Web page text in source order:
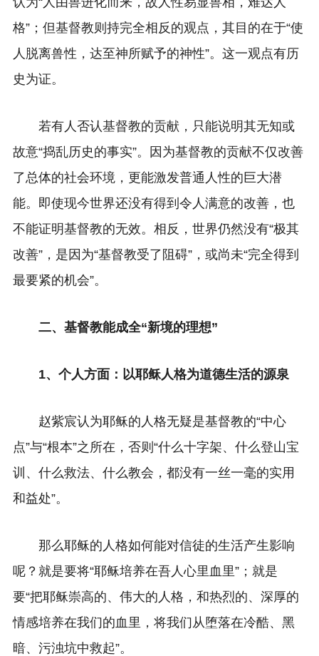
格”；但基督教则持完全相反的观点，其目的在于“使
人脱离兽性，达至神所赋予的神性”。这一观点有历
史为证。
若有人否认基督教的贡献，只能说明其无知或
故意“捣乱历史的事实”。因为基督教的贡献不仅改善
了总体的社会环境，更能激发普通人性的巨大潜
能。即使现今世界还没有得到令人满意的改善，也
不能证明基督教的无效。相反，世界仍然没有“极其
改善”，是因为“基督教受了阻碍”，或尚未“完全得到
最要紧的机会”。
二、基督教能成全“新境的理想”
1、个人方面：以耶稣人格为道德生活的源泉
赵紫宸认为耶稣的人格无疑是基督教的“中心
点”与“根本”之所在，否则“什么十字架、什么登山宝
训、什么救法、什么教会，都没有一丝一毫的实用
和益处”。
那么耶稣的人格如何能对信徒的生活产生影响
呢？就是要将“耶稣培养在吾人心里血里”；就是
要“把耶稣崇高的、伟大的人格，和热烈的、深厚的
情感培养在我们的血里，将我们从堕落在冷酷、黑
暗、污浊坑中救起”。